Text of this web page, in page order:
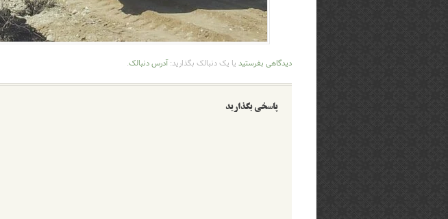
دیدگاهی بفرستید یا یک دنبالک بگذارید:آدرس دنبالک.
پاسخی بگذارید